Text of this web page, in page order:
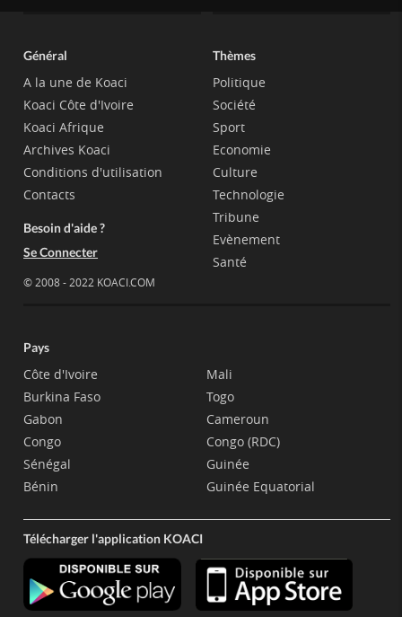
Général
A la une de Koaci
Koaci Côte d'Ivoire
Koaci Afrique
Archives Koaci
Conditions d'utilisation
Contacts
Besoin d'aide ?
Se Connecter
© 2008 - 2022 KOACI.COM
Thèmes
Politique
Société
Sport
Economie
Culture
Technologie
Tribune
Evènement
Santé
Pays
Côte d'Ivoire
Burkina Faso
Gabon
Congo
Sénégal
Bénin
Mali
Togo
Cameroun
Congo (RDC)
Guinée
Guinée Equatorial
Télécharger l'application KOACI